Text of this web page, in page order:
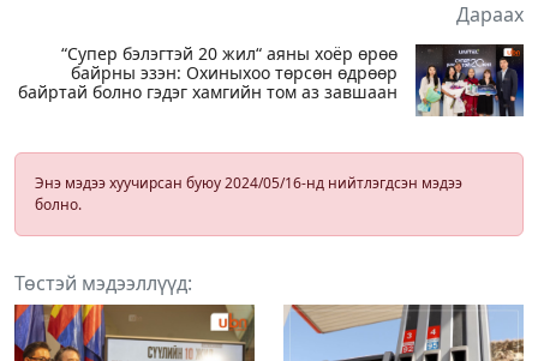
Дараах
“Супер бэлэгтэй 20 жил“ аяны хоёр өрөө
байрны эзэн: Охиныхоо төрсөн өдрөөр
байртай болно гэдэг хамгийн том аз завшаан
Энэ мэдээ хуучирсан буюу 2024/05/16-нд нийтлэгдсэн мэдээ
болно.
Төстэй мэдээллүүд: